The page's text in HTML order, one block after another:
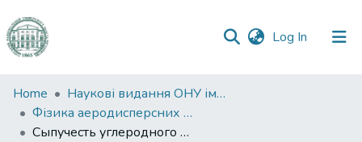
Log In (current)
Communities
&
Collections
Home
Наукові видання ОНУ імені І. І. Мечникова
Фізика аеродисперсних систем
Сыпучесть углеродного порошкообразного горючего в системах его подачи в камеру сгорания